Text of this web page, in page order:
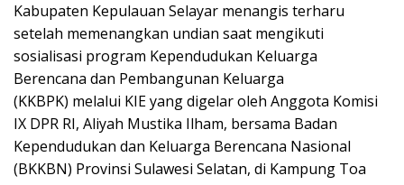
Kabupaten Kepulauan Selayar menangis terharu
setelah memenangkan undian saat mengikuti
sosialisasi program Kependudukan Keluarga
Berencana dan Pembangunan Keluarga
(KKBPK) melalui KIE yang digelar oleh Anggota Komisi
IX DPR RI, Aliyah Mustika Ilham, bersama Badan
Kependudukan dan Keluarga Berencana Nasional
(BKKBN) Provinsi Sulawesi Selatan, di Kampung Toa